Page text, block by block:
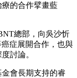
的合作擘畫藍
總部，向吳沙忻
症展開合作，也與
討論。
會長期支持的睿